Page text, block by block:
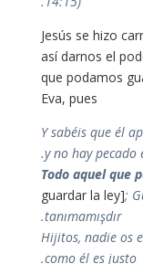
Jesús se hizo
así darnos el
que podamos
Eva, pues
Y sabéis que él
y no hay pecado
.
Todo aquel que
guardar la ley];
tanımamışdır.
Hijitos, nadie os
como él es justo.